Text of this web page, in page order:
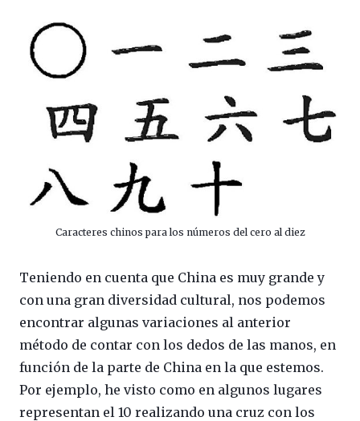
Caracteres chinos para los números del cero al diez
Teniendo en cuenta que China es muy grande y
con una gran diversidad cultural, nos podemos
encontrar algunas variaciones al anterior
método de contar con los dedos de las manos, en
función de la parte de China en la que estemos.
Por ejemplo, he visto como en algunos lugares
representan el 10 realizando una cruz con los